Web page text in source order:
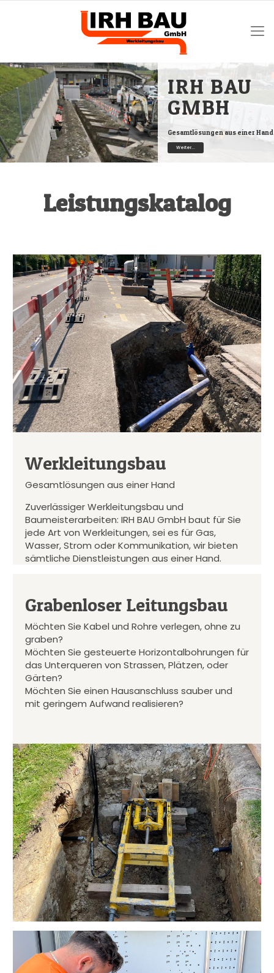
IRH BAU
GMBH
Gesamtlösungen aus einer
Weiter...
Leistungskatalog
Werkleitungsbau
Gesamtlösungen aus einer Hand
Zuverlässiger Werkleitungsbau und
Baumeisterarbeiten: IRH BAU GmbH baut für Sie
jede Art von Werkleitungen, sei es für Gas,
Wasser, Strom oder Kommunikation, wir bieten
sämtliche Dienstleistungen aus einer Hand.
Grabenloser Leitungsbau
Möchten Sie Kabel und Rohre verlegen, ohne zu
graben?
Möchten Sie gesteuerte Horizontalbohrungen für
das Unterqueren von Strassen, Plätzen, oder
Gärten?
Möchten Sie einen Hausanschluss sauber und
mit geringem Aufwand realisieren?